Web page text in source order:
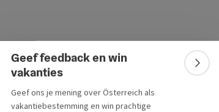
Geef feedback en win
vakanties
Geef ons je mening over Österreich als
vakantiebestemming en win prachtige